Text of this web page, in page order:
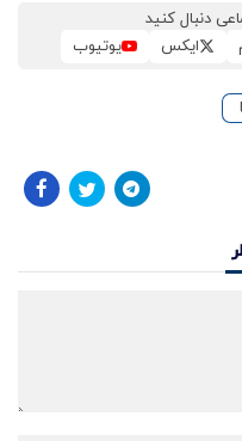
دنبال کنید
ایکس یوتیوب